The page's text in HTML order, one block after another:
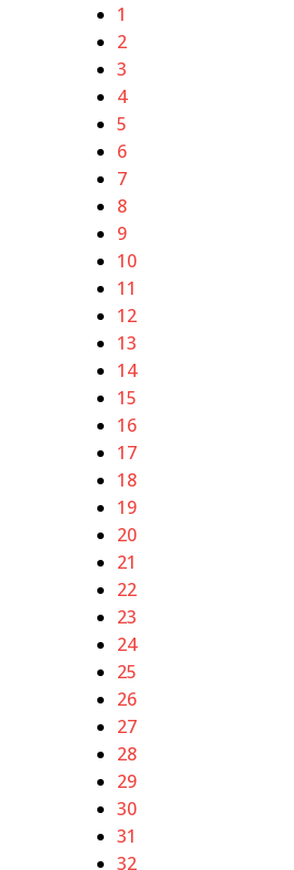
1
2
3
4
5
6
7
8
9
10
11
12
13
14
15
16
17
18
19
20
21
22
23
24
25
26
27
28
29
30
31
32